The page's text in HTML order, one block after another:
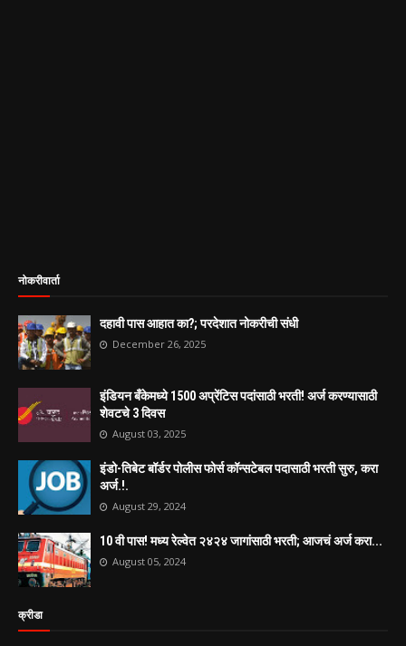
नोकरीवार्ता
दहावी पास आहात का?; परदेशात नोकरीची संधी
December 26, 2025
इंडियन बँकेमध्ये 1500 अप्रेंटिस पदांसाठी भरती! अर्ज करण्यासाठी
शेवटचे 3 दिवस
August 03, 2025
इंडो-तिबेट बॉर्डर पोलीस फोर्स कॉन्सटेबल पदासाठी भरती सुरु, करा
अर्ज.!.
August 29, 2024
10 वी पास! मध्य रेल्वेत २४२४ जागांसाठी भरती; आजचं अर्ज करा...
August 05, 2024
क्रीडा